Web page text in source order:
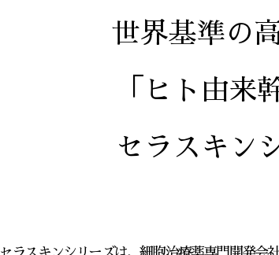
世界基準の
「ヒト由来
セラスキン